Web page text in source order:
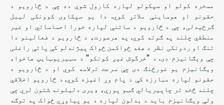
مسخره کولو او سپکولو لپاره کارول شوې ده چې د څارویو د
حقونو او هوساینې ملاتړ کوي. دا یو سپکاوی کوونکی لیبل
ګرځیدلی، چې د څارویو د ساتنې لپاره خورا احساساتي او غیر
منطقي چلند په ګوته کوي. په هرصورت، د څارویو د فعالینو دا
تنګ او ردونکی نظر د هغه ځواکمن ځواک پیژندلو کې پاتې راغلی
چې ویګانیزم دی. د "خرگوش غېږ کونکو" د سټیریوټایپ هاخوا،
ویګانیزم یو غورځنګ دی چې سرعت ترلاسه کوي او د څارویو د
حقونو لپاره مبارزه کې د پام وړ اغیزه کوي. د څارویو اخلاقي
چلند څخه تر چاپیریالي ګټو پورې، ډیری دلیلونه شتون لري چې
ولې ویګانیزم باید د بدلون لپاره د یو پیاوړي ځواک په توګه